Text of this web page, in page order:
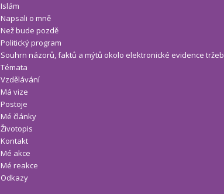
Islám
Napsali o mně
Než bude pozdě
Politický program
Souhrn názorů, faktů a mýtů okolo elektronické evidence tržeb
Témata
Vzdělávání
Má vize
Postoje
Mé články
Životopis
Kontakt
Mé akce
Mé reakce
Odkazy